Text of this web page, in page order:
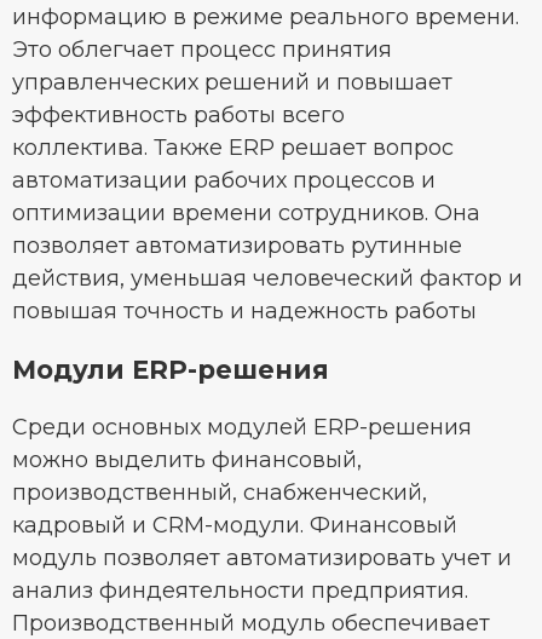
информацию в режиме реального времени.
Это облегчает процесс принятия
управленческих решений и повышает
эффективность работы всего
коллектива. Также ERP решает вопрос
автоматизации рабочих процессов и
оптимизации времени сотрудников. Она
позволяет автоматизировать рутинные
действия, уменьшая человеческий фактор и
повышая точность и надежность работы
Модули ERP-решения
Среди основных модулей ERP-решения
можно выделить финансовый,
производственный, снабженческий,
кадровый и CRM-модули. Финансовый
модуль позволяет автоматизировать учет и
анализ финдеятельности предприятия.
Производственный модуль обеспечивает